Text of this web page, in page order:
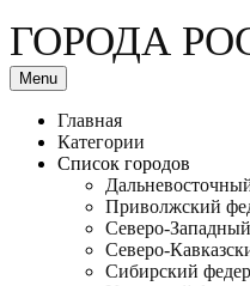
ГОРОДА
Menu
Главная
Категории
Список городов
Приволжский
Северо-
Северо-
Сибирский